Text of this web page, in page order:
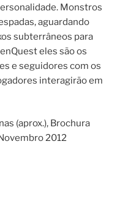
Monstros
aguardando
subterrâneos para
eles são os
e seguidores com os
interagirão em
(aprox.), Brochura
2012